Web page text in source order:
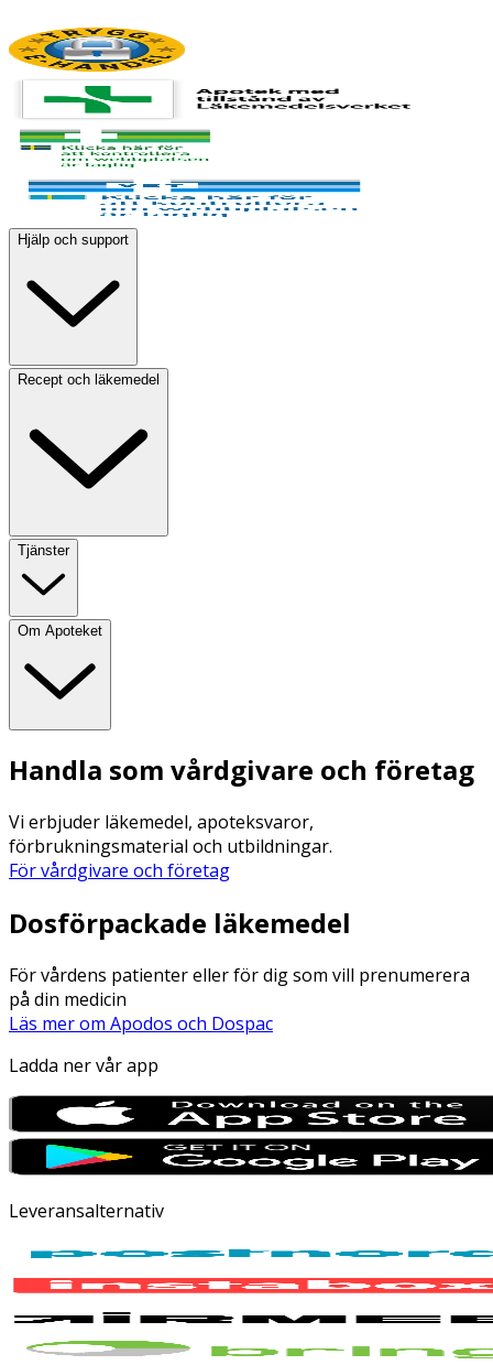
Hjälp och support
Recept och läkemedel
Tjänster
Om Apoteket
Handla som vårdgivare och företag
Vi erbjuder läkemedel, apoteksvaror,
förbrukningsmaterial och utbildningar.
För vårdgivare och företag
Dosförpackade läkemedel
För vårdens patienter eller för dig som vill prenumerera
på din medicin
Läs mer om Apodos och Dospac
Ladda ner vår app
Leveransalternativ